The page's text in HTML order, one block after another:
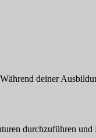
deiner
durchzuführen und